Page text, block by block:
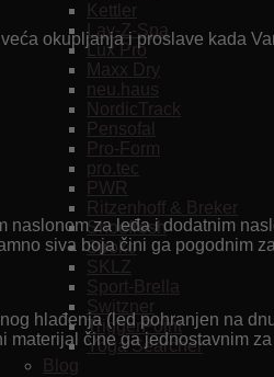
Kettler
Lay-Z-Spa
Lux Pro
Maxx Dry
neu.haus
NordicTrack
Pensofal
Pro-Form
pro.tec
PWR
Ritzenhoff & Breker
Shoefresh
Siroko
SKLZ
Sport-Brella
Switzner
TriggerPoint
Yoga Searcher
Blog
okupljanja i proslave kada
za leđa i dodatnim
siva boja čini ga pogodnim
hlađenja (led pohranjen na
čine ga jednostavnim